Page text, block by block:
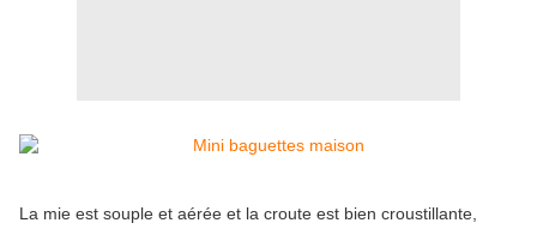
La mie est souple et aérée et la croute est bien croustillante,